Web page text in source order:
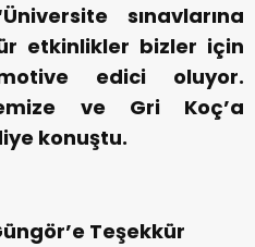
sınavlarına
etkinlikler bizler için
edici oluyor.
ve Gri Koç’a
konuştu.
Teşekkür